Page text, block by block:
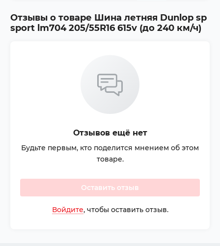
Отзывы о товаре Шина летняя Dunlop sp
sport lm704 205/55R16 615v (до 240 км/ч)
Отзывов ещё нет
Будьте первым, кто поделится мнением об этом
товаре.
Оставить отзыв
Войдите, чтобы оставить отзыв.